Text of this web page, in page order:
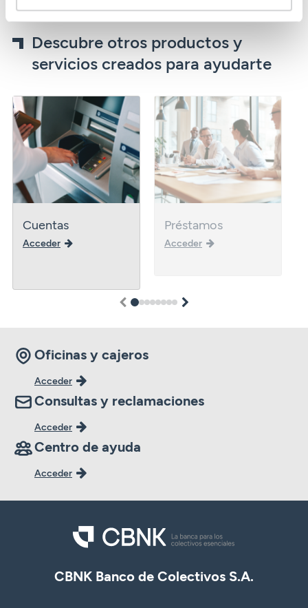
Descubre otros productos y
servicios creados para ayudarte
Cuentas
Acceder
Préstamos
Acceder
12345678
Oficinas y cajeros
Acceder
Consultas y reclamaciones
Acceder
Centro de ayuda
Acceder
CBNK Banco de Colectivos S.A.